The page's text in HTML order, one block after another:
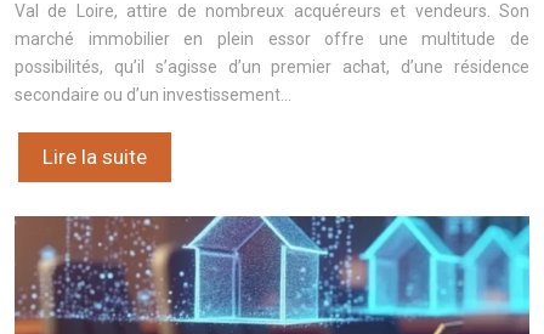
Val de Loire, attire de nombreux acquéreurs et vendeurs. Son
marché immobilier en plein essor offre une multitude de
possibilités, qu’il s’agisse d’un premier achat, d’une résidence
secondaire ou d’un investissement…
Lire la suite